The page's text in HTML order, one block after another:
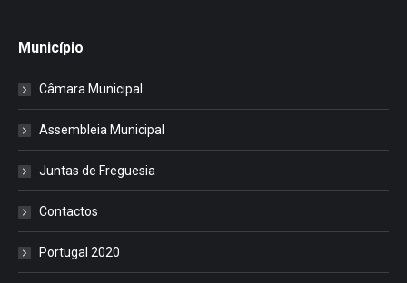
Município
Câmara Municipal
Assembleia Municipal
Juntas de Freguesia
Contactos
Portugal 2020